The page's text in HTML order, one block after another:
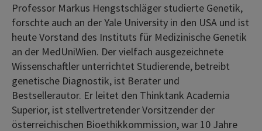
Professor Markus Hengstschläger studierte Genetik,
forschte auch an der Yale University in den USA und ist
heute Vorstand des Instituts für Medizinische Genetik
an der MedUniWien. Der vielfach ausgezeichnete
Wissenschaftler unterrichtet Studierende, betreibt
genetische Diagnostik, ist Berater und
Bestsellerautor. Er leitet den Thinktank Academia
Superior, ist stellvertretender Vorsitzender der
österreichischen Bioethikkommission, war 10 Jahre